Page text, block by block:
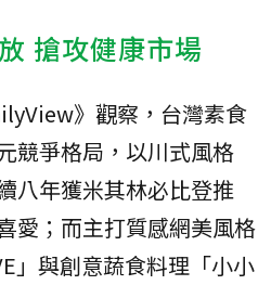
搶攻健康市場
》觀察，台灣素食
競爭格局，以川式風格
八年獲米其林必比登推
愛；而主打質感網美風格
」與創意蔬食料理「小小